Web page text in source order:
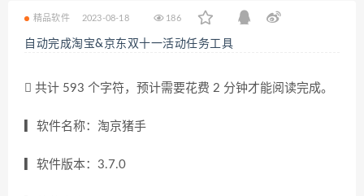
精品软件 2023-08-18 186
自动完成淘宝&京东双十一活动任务工具
共计 593 个字符，预计需要花费 2 分钟才能阅读完成。
▎软件名称：淘京猪手
▎软件版本：3.7.0